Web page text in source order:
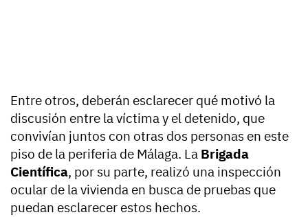
Entre otros, deberán esclarecer qué motivó la
discusión entre la víctima y el detenido, que
convivían juntos con otras dos personas en este
piso de la periferia de Málaga. La Brigada
Científica, por su parte, realizó una inspección
ocular de la vivienda en busca de pruebas que
puedan esclarecer estos hechos.